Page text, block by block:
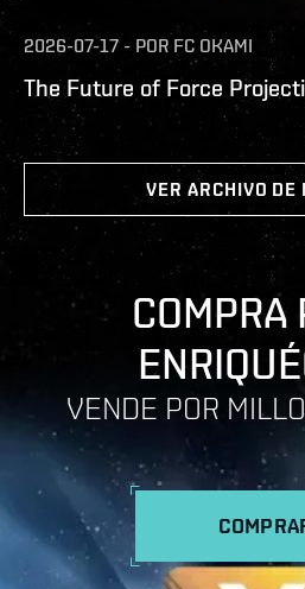
2026-07-17 - POR FC OKAMI
The Future of Force
VER ARCHIVO DE
COMPRA
VENDE POR